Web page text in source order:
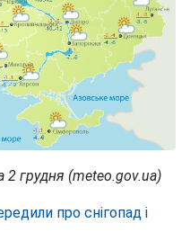
2 грудня (meteo.gov.ua)
про снігопад і